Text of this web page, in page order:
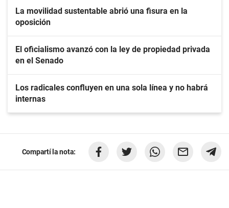
La movilidad sustentable abrió una fisura en la
oposición
El oficialismo avanzó con la ley de propiedad privada
en el Senado
Los radicales confluyen en una sola línea y no habrá
internas
Compartí la nota: